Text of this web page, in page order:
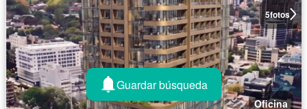
5fotos
Oficina
Guardar búsqueda